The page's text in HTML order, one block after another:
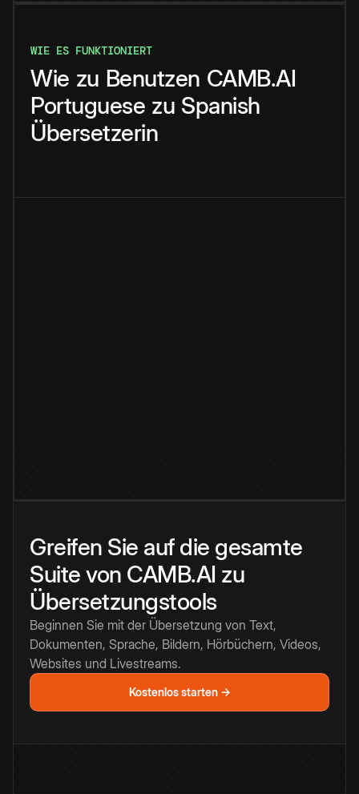
WIE ES FUNKTIONIERT
Wie zu Benutzen CAMB.AI
Portuguese zu Spanish
Übersetzerin
Greifen Sie auf die gesamte
Suite von CAMB.AI zu
Übersetzungstools
Beginnen Sie mit der Übersetzung von Text,
Dokumenten, Sprache, Bildern, Hörbüchern, Videos,
Websites und Livestreams.
Kostenlos starten →